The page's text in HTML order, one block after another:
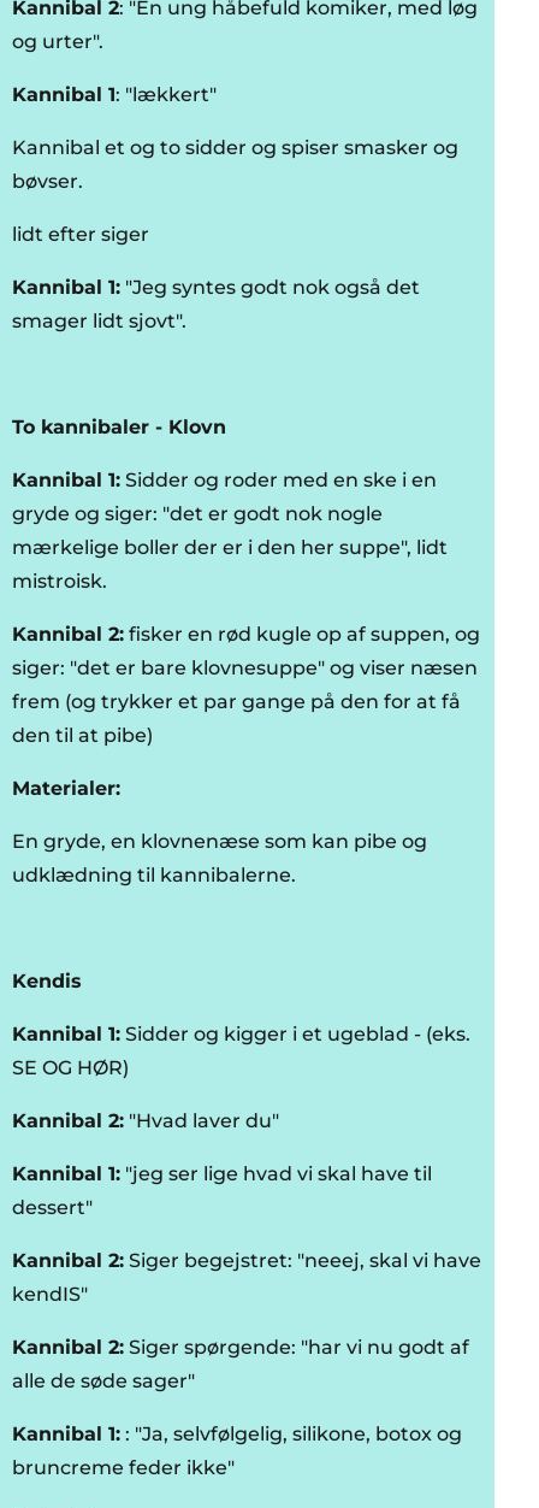
Kannibal 2: "En ung håbefuld komiker, med løg
og urter".
Kannibal 1: "lækkert"
Kannibal et og to sidder og spiser smasker og
bøvser.
lidt efter siger
Kannibal 1: "Jeg syntes godt nok også det
smager lidt sjovt".
To kannibaler - Klovn
Kannibal 1: Sidder og roder med en ske i en
gryde og siger: "det er godt nok nogle
mærkelige boller der er i den her suppe", lidt
mistroisk.
Kannibal 2: fisker en rød kugle op af suppen, og
siger: "det er bare klovnesuppe" og viser næsen
frem (og trykker et par gange på den for at få
den til at pibe)
Materialer:
En gryde, en klovnenæse som kan pibe og
udklædning til kannibalerne.
Kendis
Kannibal 1: Sidder og kigger i et ugeblad - (eks.
SE OG HØR)
Kannibal 2: "Hvad laver du"
Kannibal 1: "jeg ser lige hvad vi skal have til
dessert"
Kannibal 2: Siger begejstret: "neeej, skal vi have
kendIS"
Kannibal 2: Siger spørgende: "har vi nu godt af
alle de søde sager"
Kannibal 1: : "Ja, selvfølgelig, silikone, botox og
bruncreme feder ikke"